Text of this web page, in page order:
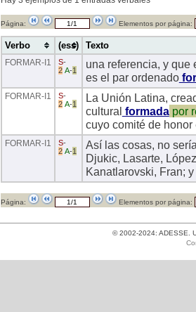
Página: Elementos por página:
Verbo (ess) Texto
FORMAR-I1 S-
2 A-1
una referencia, y que
es el par ordenado
FORMAR-I1 S-
2 A-1
La Unión Latina,
cultural formadapor
cuyo comité de
FORMAR-I1 S-
2 A-1
Así las cosas, no
Djukic, Lasarte,
Kanatlarovski, Fran;
Página: Elementos por página:
© 2002-2024: ADESSE.